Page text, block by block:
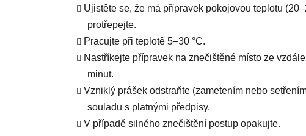
Ujistěte se, že má přípravek pokojovou teplotu
protřepejte.
Pracujte při teplotě 5–30 °C.
Nastříkejte přípravek na znečištěné místo ze
minut.
Vzniklý prášek odstraňte (zametením nebo
souladu s platnými předpisy.
V případě silného znečištění postup opakujte.